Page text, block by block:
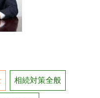
相続対策全般